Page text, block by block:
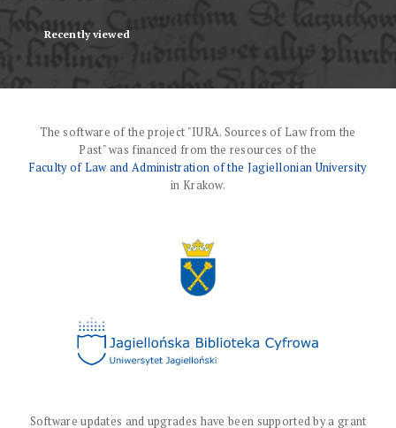
Recently viewed
The software of the project "IURA. Sources of Law from the
Past" was financed from the resources of the
Faculty of Law and Administration of the Jagiellonian University
in Krakow.
Software updates and upgrades have been supported by a grant